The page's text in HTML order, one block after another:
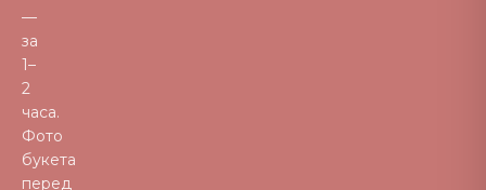
—
за
1–
2
часа.
Фото
букета
перед